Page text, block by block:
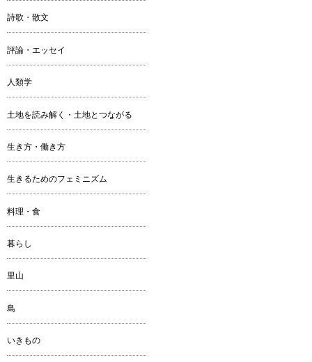
詩歌・散文
評論・エッセイ
人類学
土地を読み解く・土地とつながる
生き方・働き方
生きるためのフェミニズム
料理・食
暮らし
里山
島
いきもの